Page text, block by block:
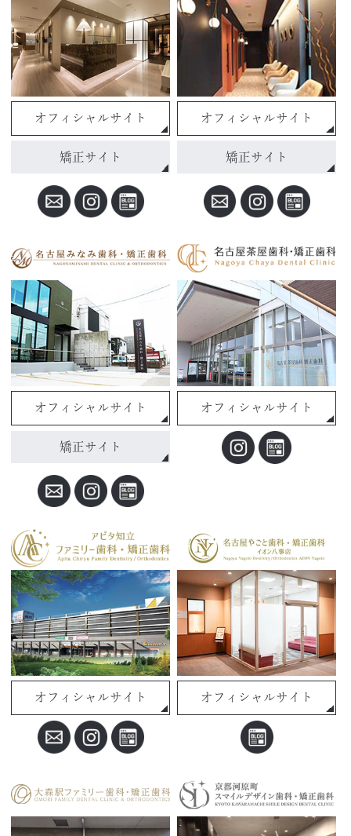
オフィシャルサイト
矯正サイト
オフィシャルサイト
矯正サイト
オフィシャルサイト
矯正サイト
オフィシャルサイト
オフィシャルサイト オフィシャルサイト